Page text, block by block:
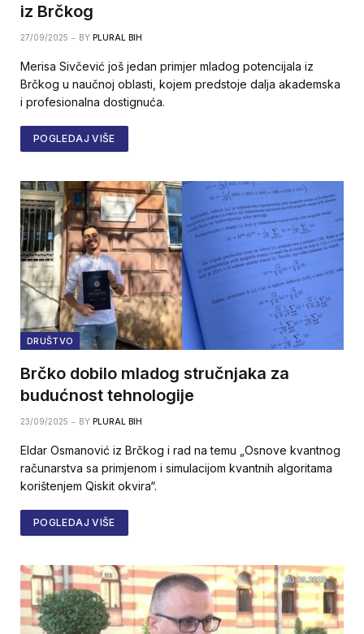
iz Brčkog
27/09/2025 BY PLURAL BIH
Merisa Sivčević još jedan primjer mladog potencijala iz
Brčkog u naučnoj oblasti, kojem predstoje dalja akademska
i profesionalna dostignuća.
POGLEDAJ VIŠE
DRUŠTVO
Brčko dobilo mladog stručnjaka za
budućnost tehnologije
23/09/2025 BY PLURAL BIH
Eldar Osmanović iz Brčkog i rad na temu „Osnove kvantnog
računarstva sa primjenom i simulacijom kvantnih algoritama
korištenjem Qiskit okvira“.
POGLEDAJ VIŠE